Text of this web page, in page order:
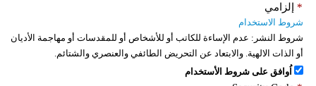
إلزامي *
شروط الاستخدام
شروط النشر: عدم الإساءة للكاتب أو للأشخاص أو للمقدسات أو مهاجمة الأديان
أو الذات الالهية. والابتعاد عن التحريض الطائفي والعنصري والشتائم.
اُوافق على شروط الأستخدام